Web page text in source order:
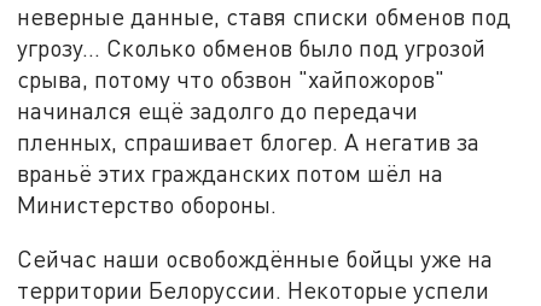
неверные данные, ставя списки обменов под
угрозу... Сколько обменов было под угрозой
срыва, потому что обзвон "хайпожоров"
начинался ещё задолго до передачи
пленных, спрашивает блогер. А негатив за
враньё этих гражданских потом шёл на
Министерство обороны.
Сейчас наши освобождённые бойцы уже на
территории Белоруссии. Некоторые успели